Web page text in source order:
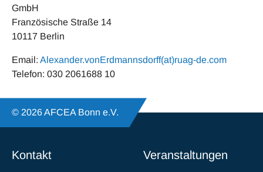
GmbH
Französische Straße 14
10117 Berlin
Email: Alexander.vonErdmannsdorff(at)ruag-de.com
Telefon: 030 2061688 10
© 2026 AFCEA Bonn e.V.
Kontakt Veranstaltungen